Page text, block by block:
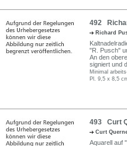
492
Richard
"R. Pusch"
An den
signiert und
Minimal
Pl. 9,5 x 8,5
493 Curt
Curt
Aquarell auf